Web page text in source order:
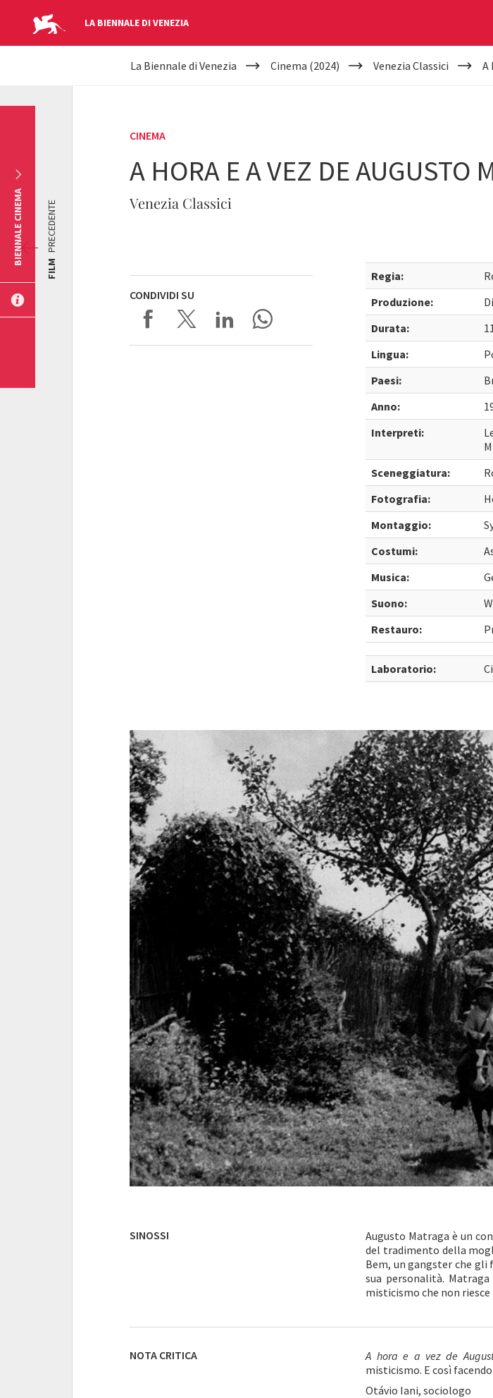
LA BIENNALE DI VENEZIA
YOUR
La Biennale di Venezia Cinema (2024) Venezia Classici A
CINEMA
A HORA E A VEZ DE AUGUSTO
Venezia Classici
CONDIVIDI SU
Regia:
Produzione:
Durata:
Lingua:
Paesi:
Anno:
Interpreti:
Sceneggiatura:
Fotografia:
Montaggio:
Costumi:
Musica:
Suono:
Restauro:
Laboratorio:
FILM
PRECEDENTE
SINOSSI
Augusto Matraga è un
del tradimento della
Bem, un gangster che
sua personalità.
misticismo che non riesce
NOTA CRITICA A hora e a vez de
misticismo. E così
Otávio Iani, sociologo
BIENNALE CINEMA